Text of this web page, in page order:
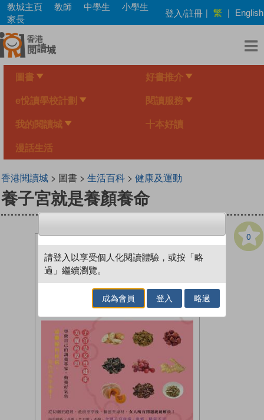
Skip
main
content
教城主頁 教師 中學生
小學生
家長
登入/註冊 | 繁 | English
圖書 好書推介
e悅讀學校計劃 閱讀服務
我的閱讀城 十本好讀
漫話生活
香港閱讀城> 圖書 > 生活百科> 健康及運動
養子宮就是養顏養命
0
請登入以享受個人化閱讀體驗，或按「略
過」繼續瀏覽。
成為會員 登入 略過